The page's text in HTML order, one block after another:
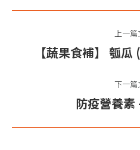
上一篇
【蔬果食補】 瓠
下一篇
防疫營養素